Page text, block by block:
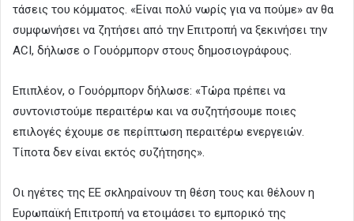
τάσεις του κόμματος. «Είναι πολύ νωρίς για να πούμε» αν θα
συμφωνήσει να ζητήσει από την Επιτροπή να ξεκινήσει την
ACI, δήλωσε ο Γουόρμπορν στους δημοσιογράφους.
Επιπλέον, ο Γουόρμπορν δήλωσε: «Τώρα πρέπει να
συντονιστούμε περαιτέρω και να συζητήσουμε ποιες
επιλογές έχουμε σε περίπτωση περαιτέρω ενεργειών.
Τίποτα δεν είναι εκτός συζήτησης».
Οι ηγέτες της ΕΕ σκληραίνουν τη θέση τους και θέλουν η
Ευρωπαϊκή Επιτροπή να ετοιμάσει το εμπορικό της